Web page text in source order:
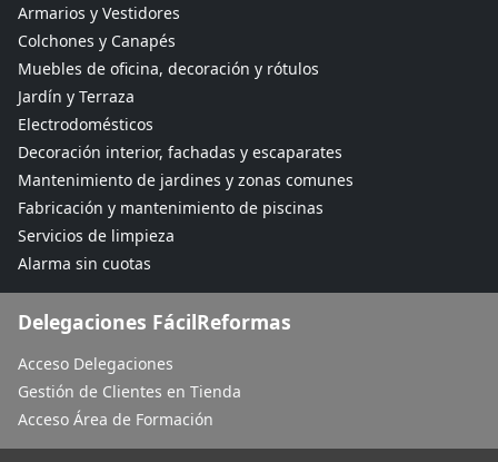
Armarios y Vestidores
Colchones y Canapés
Muebles de oficina, decoración y rótulos
Jardín y Terraza
Electrodomésticos
Decoración interior, fachadas y escaparates
Mantenimiento de jardines y zonas comunes
Fabricación y mantenimiento de piscinas
Servicios de limpieza
Alarma sin cuotas
Delegaciones FácilReformas
Acceso Delegaciones
Gestión de Clientes en Tienda
Acceso Área de Formación